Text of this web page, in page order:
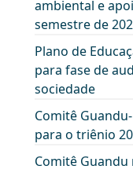
ambiental e
semestre de
Plano de
para fase de
sociedade
Comitê
para o triênio
Comitê